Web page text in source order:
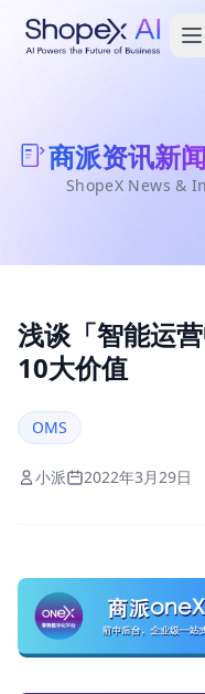
商派资讯新闻
ShopeX News &
浅谈「智能运
10大价值
OMS
小派 2022年3月29日